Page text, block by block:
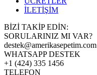
İLETİŞİM
BİZİ TAKİP EDİN:
SORULARINIZ MI VAR?
destek@amerikasepetim.com
WHATSAPP DESTEK
+1 (424) 335 1456
TELEFON